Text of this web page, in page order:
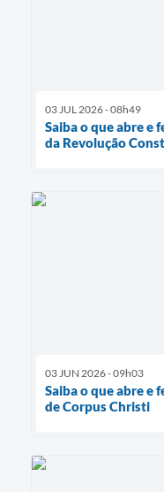
03 JUL 2026 - 08h49
Saiba o que abre e
da Revolução
03 JUN 2026 - 09h03
Saiba o que abre e
de Corpus Christi